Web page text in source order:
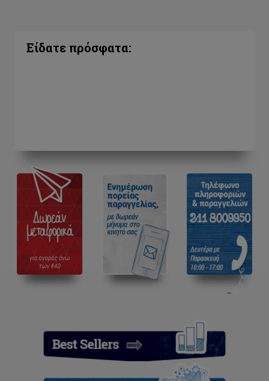
Είδατε πρόσφατα: